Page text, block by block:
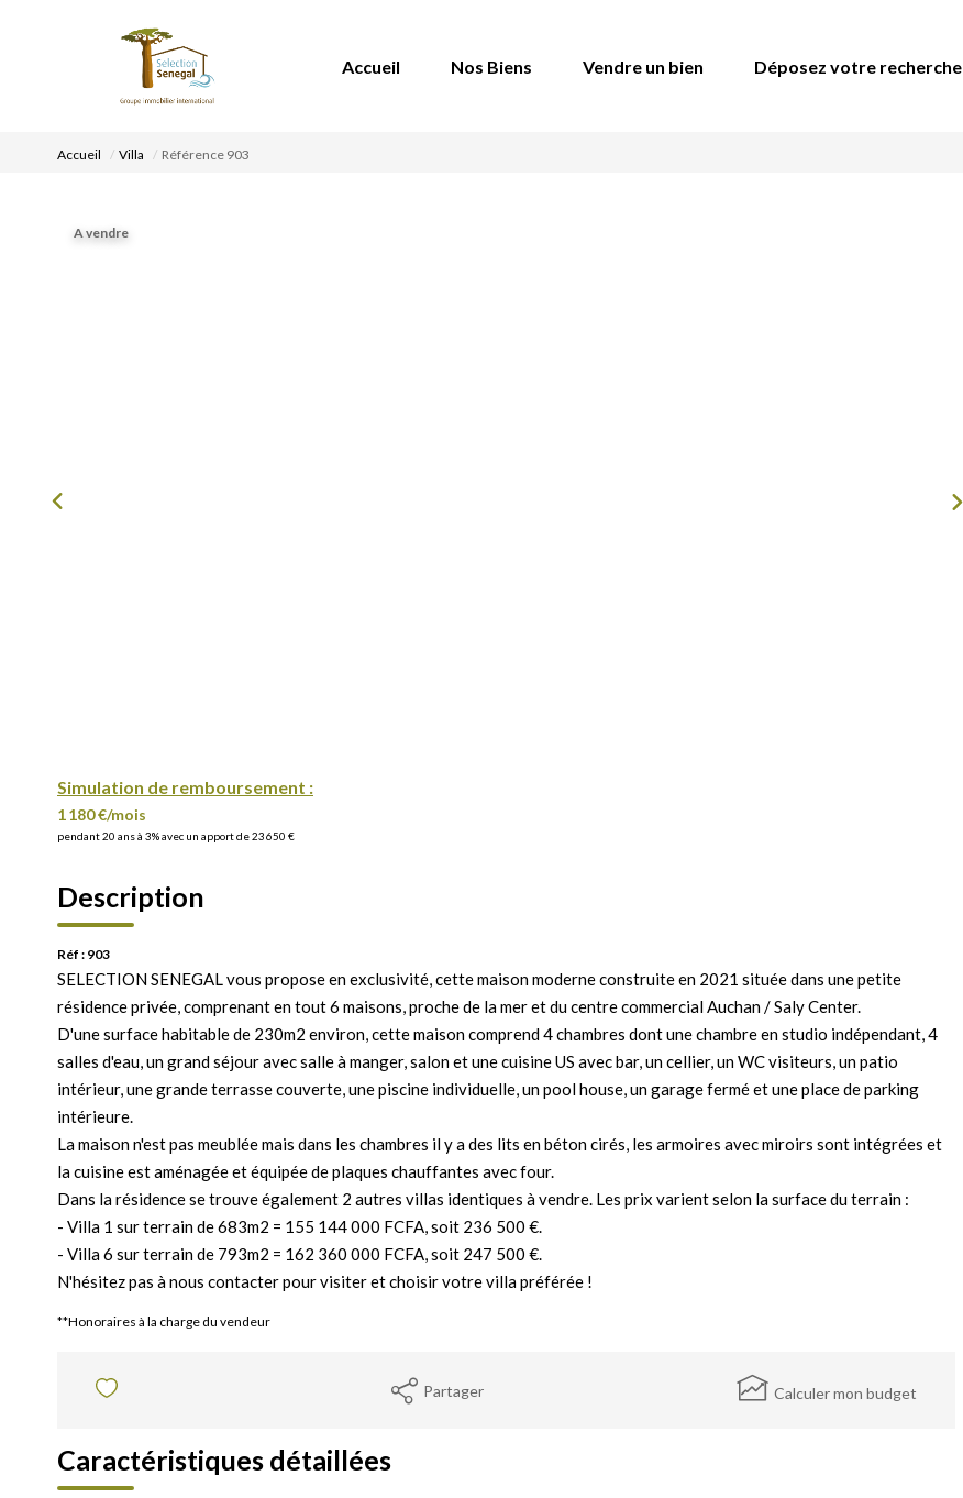
Accueil Nos Biens Vendre un bien Déposez votre recherche
Accueil Villa Référence 903
A vendre
Simulation de remboursement :
1 180 €/mois
pendant 20 ans à 3% avec un apport de 23 650 €
Description
Réf : 903
SELECTION SENEGAL vous propose en exclusivité, cette maison moderne construite en 2021 située dans une petite
résidence privée, comprenant en tout 6 maisons, proche de la mer et du centre commercial Auchan / Saly Center.
D'une surface habitable de 230m2 environ, cette maison comprend 4 chambres dont une chambre en studio indépendant, 4
salles d'eau, un grand séjour avec salle à manger, salon et une cuisine US avec bar, un cellier, un WC visiteurs, un patio
intérieur, une grande terrasse couverte, une piscine individuelle, un pool house, un garage fermé et une place de parking
intérieure.
La maison n'est pas meublée mais dans les chambres il y a des lits en béton cirés, les armoires avec miroirs sont intégrées et
la cuisine est aménagée et équipée de plaques chauffantes avec four.
Dans la résidence se trouve également 2 autres villas identiques à vendre. Les prix varient selon la surface du terrain :
- Villa 1 sur terrain de 683m2 = 155 144 000 FCFA, soit 236 500 €.
- Villa 6 sur terrain de 793m2 = 162 360 000 FCFA, soit 247 500 €.
N'hésitez pas à nous contacter pour visiter et choisir votre villa préférée !
**Honoraires à la charge du vendeur
Partager Calculer mon budget
Caractéristiques détaillées